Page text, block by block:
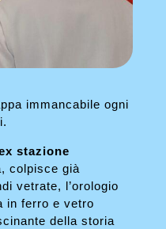
immancabile ogni
stazione
colpisce già
vetrate, l’orologio
in ferro e vetro
della storia